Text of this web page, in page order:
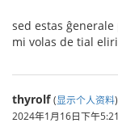
sed estas
mi volas de tial
thyrolf (显示个人资料)
2024年1月16日下午